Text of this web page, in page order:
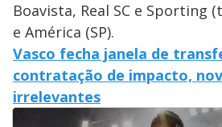
Boavista, Real SC e Sporting
e América (SP).
Vasco fecha janela de
contratação de impacto,
irrelevantes